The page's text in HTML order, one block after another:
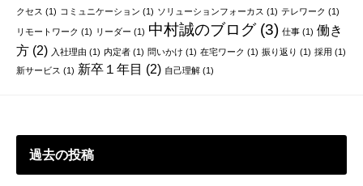
クセス (1) コミュニケーション (1) ソリューションフォーカス (1) テレワーク (1)
リモートワーク (1) リーダー (1) 中村誠のブログ(3) 仕事(1) 働き
方(2) 入社理由 (1) 内定者(1) 問いかけ (1) 在宅ワーク (1) 振り返り (1) 採用 (1)
新サービス (1) 新卒１年目 (2) 自己理解(1)
過去の投稿